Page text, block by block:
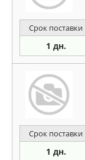
Срок поставки
1 дн.
Срок поставки
1 дн.